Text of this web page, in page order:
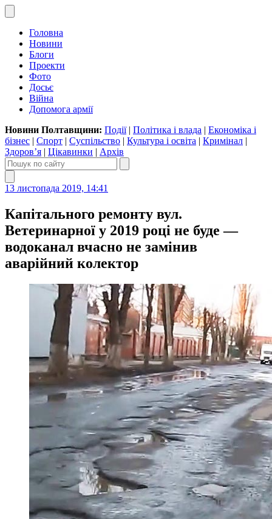
Головна
Новини
Блоги
Проекти
Фото
Досьє
Війна
Допомога армії
Новини Полтавщини: Події| Політика і влада | Економіка і
бізнес | Спорт | Суспільство | Культура і освіта | Кримінал |
Здоров’я | Цікавинки | Архів
13 листопада 2019, 14:41
Капітального ремонту вул.
Ветеринарної у 2019 році не буде —
водоканал вчасно не замінив
аварійний колектор